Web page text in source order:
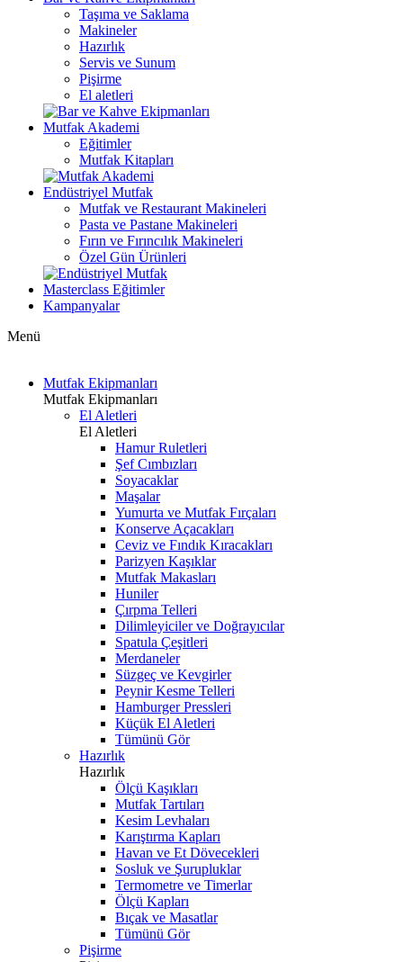
Taşıma ve Saklama
Makineler
Hazırlık
Servis ve Sunum
Pişirme
El aletleri
Mutfak Akademi
Eğitimler
Mutfak Kitapları
Endüstriyel Mutfak
Mutfak ve Restaurant Makineleri
Pasta ve Pastane Makineleri
Fırın ve Fırıncılık Makineleri
Özel Gün Ürünleri
Masterclass Eğitimler
Kampanyalar
Menü
Mutfak Ekipmanları
Mutfak Ekipmanları
El Aletleri
El Aletleri
Hamur Ruletleri
Şef Cımbızları
Soyacaklar
Maşalar
Yumurta ve Mutfak Fırçaları
Konserve Açacakları
Ceviz ve Fındık Kıracakları
Parizyen Kaşıklar
Mutfak Makasları
Huniler
Çırpma Telleri
Dilimleyiciler ve Doğrayıcılar
Spatula Çeşitleri
Merdaneler
Süzgeç ve Kevgirler
Peynir Kesme Telleri
Hamburger Pressleri
Küçük El Aletleri
Tümünü Gör
Hazırlık
Hazırlık
Ölçü Kaşıkları
Mutfak Tartıları
Kesim Levhaları
Karıştırma Kapları
Havan ve Et Dövecekleri
Sosluk ve Şurupluklar
Termometre ve Timerlar
Ölçü Kapları
Bıçak ve Masatlar
Tümünü Gör
Pişirme